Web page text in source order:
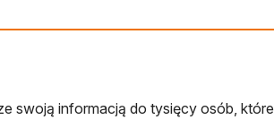
swoją informacją do tysięcy osób, które